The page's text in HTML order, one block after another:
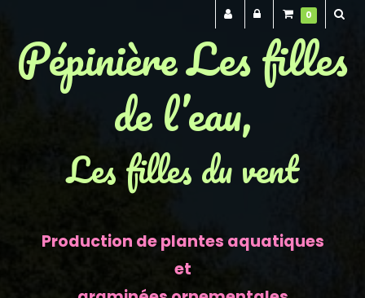
Pépinière Les filles
de l’eau,
Les filles du vent
Production de plantes aquatiques
et
0